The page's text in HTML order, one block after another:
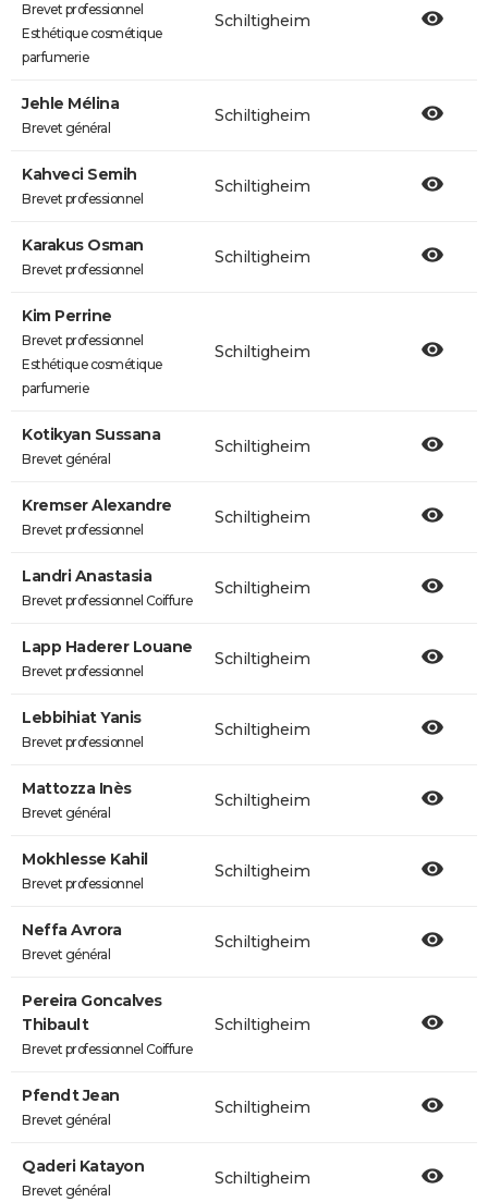
Brevet professionnel
Esthétique cosmétique
parfumerie
Schiltigheim
Jehle Mélina
Brevet général
Schiltigheim
Kahveci Semih
Brevet professionnel
Schiltigheim
Karakus Osman
Brevet professionnel
Schiltigheim
Kim Perrine
Brevet professionnel
Esthétique cosmétique
parfumerie
Schiltigheim
Kotikyan Sussana
Brevet général
Schiltigheim
Kremser Alexandre
Brevet professionnel
Schiltigheim
Landri Anastasia
Brevet professionnel Coiffure
Schiltigheim
Lapp Haderer Louane
Brevet professionnel
Schiltigheim
Lebbihiat Yanis
Brevet professionnel
Schiltigheim
Mattozza Inès
Brevet général
Schiltigheim
Mokhlesse Kahil
Brevet professionnel
Schiltigheim
Neffa Avrora
Brevet général
Schiltigheim
Pereira Goncalves
Thibault
Brevet professionnel Coiffure
Schiltigheim
Pfendt Jean
Brevet général
Schiltigheim
Qaderi Katayon
Brevet général
Schiltigheim